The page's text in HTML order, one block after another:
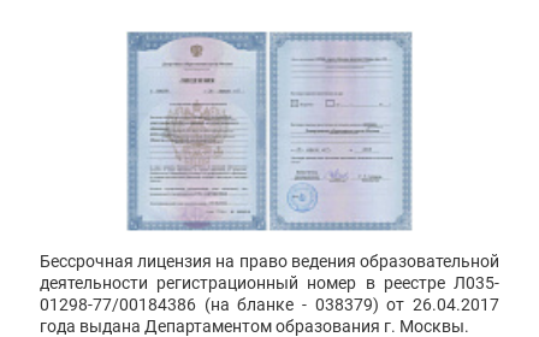
Бессрочная лицензия на право ведения образовательной
деятельности регистрационный номер в реестре Л035-
01298-77/00184386 (на бланке - 038379) от 26.04.2017
года выдана Департаментом образования г. Москвы.